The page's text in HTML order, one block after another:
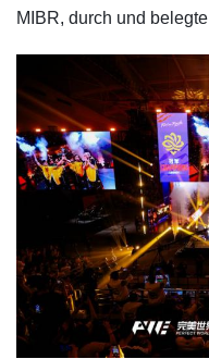
MIBR, durch und